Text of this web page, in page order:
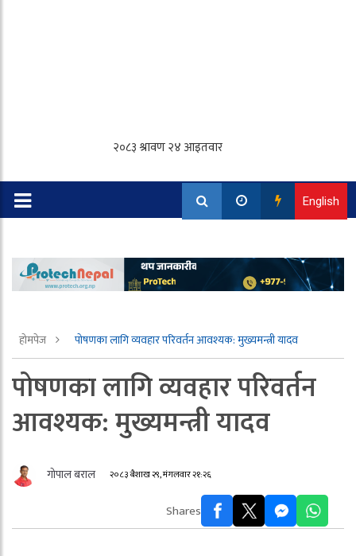
English
होमपेज पाेषणका लागि व्यवहार परिवर्तन आवश्यक: मुख्यमन्त्री यादव
पाेषणका लागि व्यवहार परिवर्तन
आवश्यक: मुख्यमन्त्री यादव
गोपाल बराल २०८३ बैशाख २९, मंगलवार २१:२६
Shares